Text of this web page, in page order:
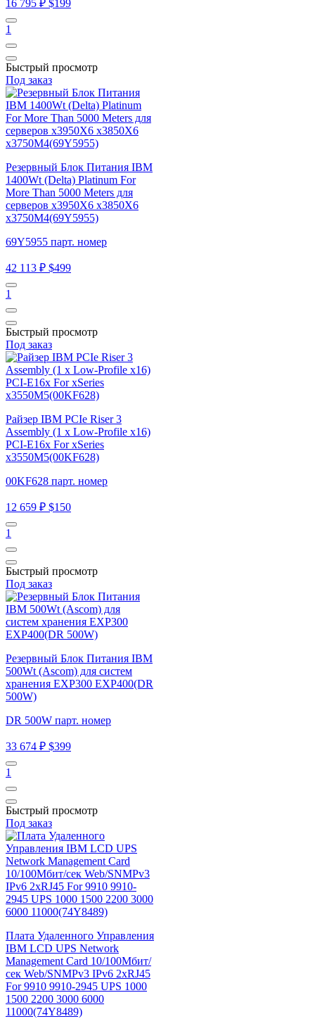
16 795 ₽ $199
1
Быстрый просмотр
Под заказ
Резервный Блок Питания IBM
1400Wt (Delta) Platinum For
More Than 5000 Meters для
серверов x3950X6 x3850X6
x3750M4(69Y5955)
69Y5955 парт. номер
42 113 ₽ $499
1
Быстрый просмотр
Под заказ
Райзер IBM PCIe Riser 3
Assembly (1 x Low-Profile x16)
PCI-E16x For xSeries
x3550M5(00KF628)
00KF628 парт. номер
12 659 ₽ $150
1
Быстрый просмотр
Под заказ
Резервный Блок Питания IBM
500Wt (Ascom) для систем
хранения EXP300 EXP400(DR
500W)
DR 500W парт. номер
33 674 ₽ $399
1
Быстрый просмотр
Под заказ
Плата Удаленного Управления
IBM LCD UPS Network
Management Card 10/100Мбит/
сек Web/SNMPv3 IPv6 2xRJ45
For 9910 9910-2945 UPS 1000
1500 2200 3000 6000
11000(74Y8489)